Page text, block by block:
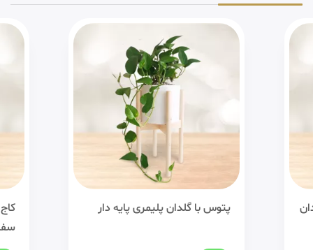
پتوس با گلدان پلیمری پایه دار